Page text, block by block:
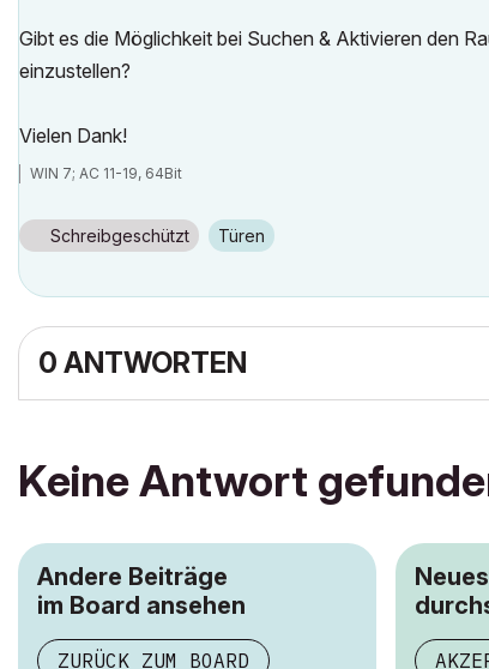
Gibt es die Möglichkeit bei Suchen & Aktivieren den
einzustellen?
Vielen Dank!
WIN 7; AC 11-19, 64Bit
Schreibgeschützt Türen
0 ANTWORTEN
Keine Antwort
Andere Beiträge
im Board ansehen
ZURÜCK ZUM BOARD